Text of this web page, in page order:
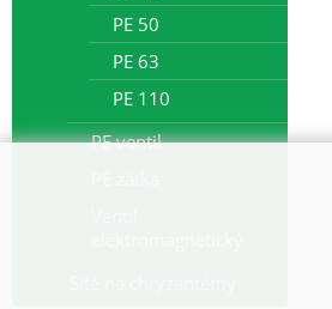
PE 50
PE 63
PE 110
PE ventil